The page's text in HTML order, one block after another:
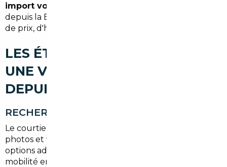
import voiture Allemagne Sèvres
depuis la Belgique, un courtier évalue les différences
de prix, d'historique et de conformité pour vous.
LES ÉTAPES POUR IMPORTER
UNE VOITURE D'OCCASION
DEPUIS SÈVRES
RECHERCHE DU VÉHICULE
Le courtier identifie des annonces fiables, vérifie
photos et valeurs de marché, et propose plusieurs
options adaptées à votre budget et à vos besoins de
mobilité en Île-de-France.